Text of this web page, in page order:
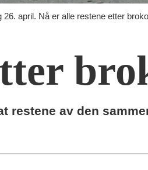
april. Nå er alle restene etter
restene av den